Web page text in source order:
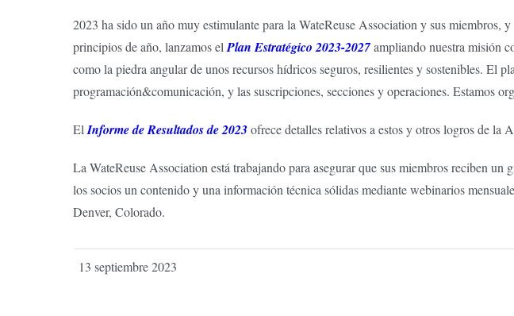
2023 ha sido un año muy estimulante para la WateReuse Association y sus miembros,
principios de año, lanzamos el Plan Estratégico 2023-2027ampliando nuestra misión
como la piedra angular de unos recursos hídricos seguros, resilientes y sostenibles. El
programación&comunicación, y las suscripciones, secciones y operaciones. Estamos
El Informe de Resultados de 2023 ofrece detalles relativos a estos y otros logros de la
La WateReuse Association está trabajando para asegurar que sus miembros reciben
los socios un contenido y una información técnica sólidas mediante webinarios
Denver, Colorado.
13 septiembre 2023